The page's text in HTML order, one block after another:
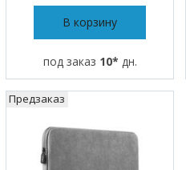
В корзину
под заказ 10* дн.
Предзаказ